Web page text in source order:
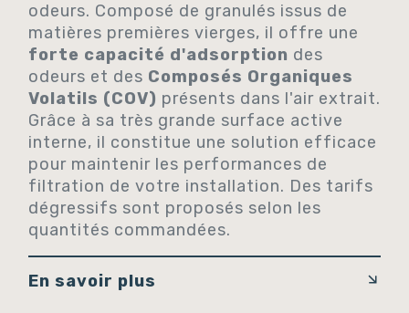
odeurs. Composé de granulés issus de
matières premières vierges, il offre une
forte capacité d'adsorption des
odeurs et des Composés Organiques
Volatils (COV) présents dans l'air extrait.
Grâce à sa très grande surface active
interne, il constitue une solution efficace
pour maintenir les performances de
filtration de votre installation. Des tarifs
dégressifs sont proposés selon les
quantités commandées.
En savoir plus